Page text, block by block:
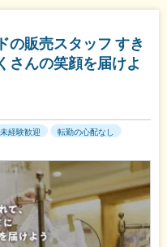
の販売スタッフ すき
さんの笑顔を届けよ
経験歓迎 転勤の心配なし